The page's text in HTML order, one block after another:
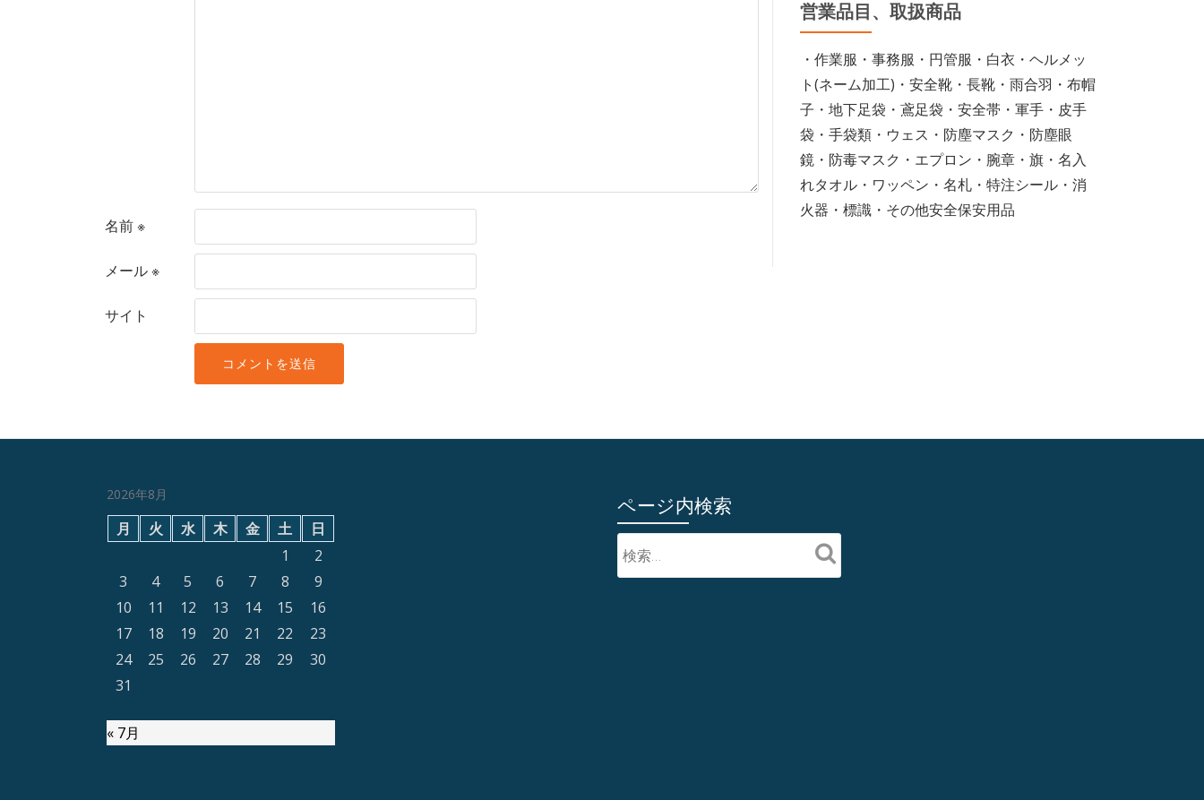
名前※
メール※
サイト
営業品目、取扱商品
・作業服・事務服・円管服・白衣・ヘルメッ
ト(ネーム加工)・安全靴・長靴・雨合羽・布帽
子・地下足袋・鳶足袋・安全帯・軍手・皮手
袋・手袋類・ウェス・防塵マスク・防塵眼
鏡・防毒マスク・エプロン・腕章・旗・名入
れタオル・ワッペン・名札・特注シール・消
火器・標識・その他安全保安用品
2026年8月
月 火 水 木 金 土
日
1
2
3
4 5 6 7 8
9
10
11 12 13 14 15
16
17
18 19 20 21 22
23
24
25 26 27 28 29
30
31
« 7月
ページ内検索